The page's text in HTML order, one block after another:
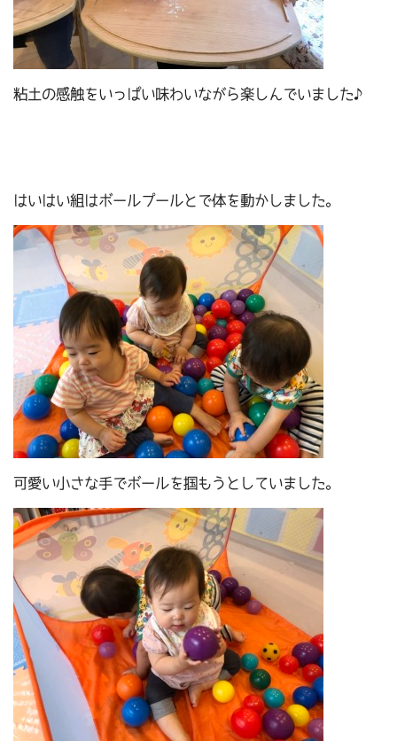
粘土の感触をいっぱい味わいながら楽しんでいました♪
はいはい組はボールプールとで体を動かしました。
可愛い小さな手でボールを掴もうとしていました。